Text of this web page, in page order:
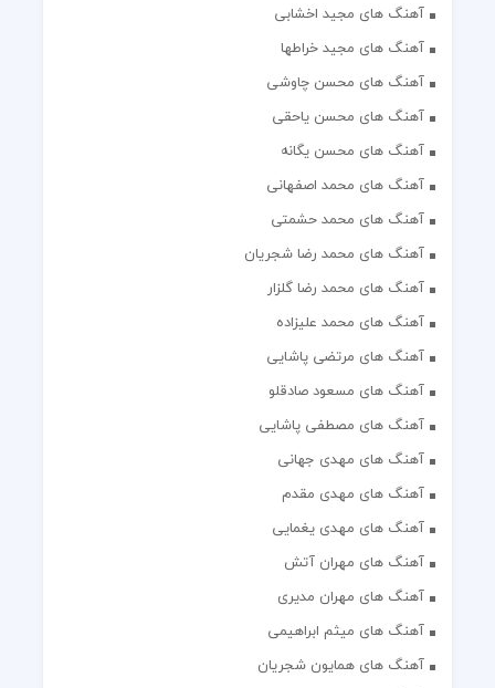
آهنگ های مجید اخشابی
آهنگ های مجید خراطها
آهنگ های محسن چاوشی
آهنگ های محسن یاحقی
آهنگ های محسن یگانه
آهنگ های محمد اصفهانی
آهنگ های محمد حشمتی
آهنگ های محمد رضا شجریان
آهنگ های محمد رضا گلزار
آهنگ های محمد علیزاده
آهنگ های مرتضی پاشایی
آهنگ های مسعود صادقلو
آهنگ های مصطفی پاشایی
آهنگ های مهدی جهانی
آهنگ های مهدی مقدم
آهنگ های مهدی یغمایی
آهنگ های مهران آتش
آهنگ های مهران مدیری
آهنگ های میثم ابراهیمی
آهنگ های همایون شجریان